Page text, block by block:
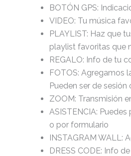
BOTÓN GPS:
VIDEO: Tu música
PLAYLIST: Haz que
playlist favoritas que
REGALO: Info de tu
FOTOS: Agregamos
Pueden ser de sesión
ZOOM: Transmisión
ASISTENCIA: Puedes
o por formulario
INSTAGRAM WALL:
DRESS CODE: Info